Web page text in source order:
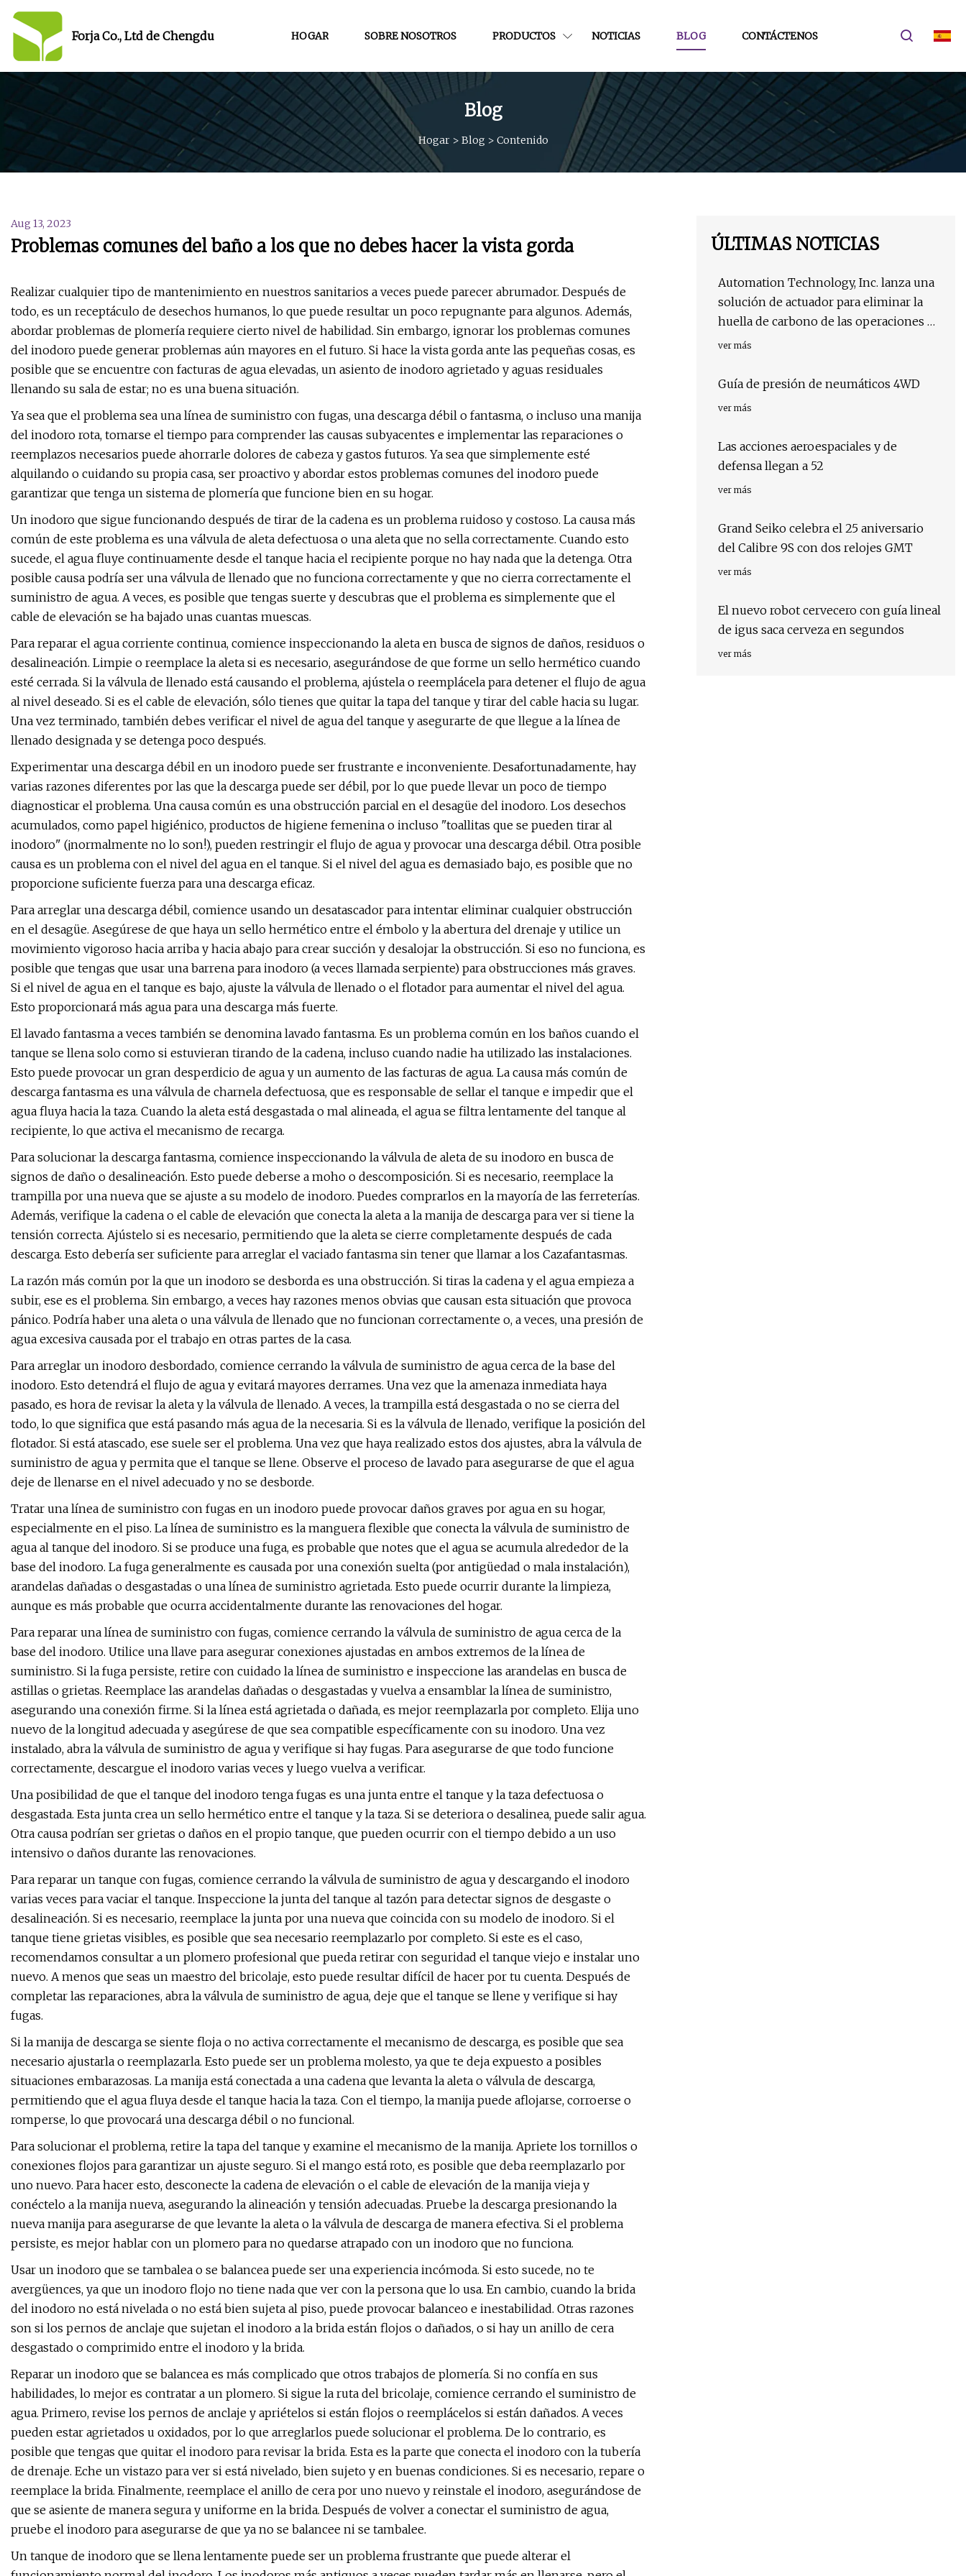
Forja Co., Ltd de Chengdu HOGAR SOBRE NOSOTROS PRODUCTOS NOTICIAS BLOG CONTÁCTENOS
Blog
Hogar> Blog > Contenido
Aug 13, 2023
Problemas comunes del baño a los que no debes hacer la vista gorda
Realizar cualquier tipo de mantenimiento en nuestros sanitarios a veces puede parecer abrumador. Después de
todo, es un receptáculo de desechos humanos, lo que puede resultar un poco repugnante para algunos. Además,
abordar problemas de plomería requiere cierto nivel de habilidad. Sin embargo, ignorar los problemas comunes
del inodoro puede generar problemas aún mayores en el futuro. Si hace la vista gorda ante las pequeñas cosas, es
posible que se encuentre con facturas de agua elevadas, un asiento de inodoro agrietado y aguas residuales
llenando su sala de estar; no es una buena situación.
Ya sea que el problema sea una línea de suministro con fugas, una descarga débil o fantasma, o incluso una manija
del inodoro rota, tomarse el tiempo para comprender las causas subyacentes e implementar las reparaciones o
reemplazos necesarios puede ahorrarle dolores de cabeza y gastos futuros. Ya sea que simplemente esté
alquilando o cuidando su propia casa, ser proactivo y abordar estos problemas comunes del inodoro puede
garantizar que tenga un sistema de plomería que funcione bien en su hogar.
Un inodoro que sigue funcionando después de tirar de la cadena es un problema ruidoso y costoso. La causa más
común de este problema es una válvula de aleta defectuosa o una aleta que no sella correctamente. Cuando esto
sucede, el agua fluye continuamente desde el tanque hacia el recipiente porque no hay nada que la detenga. Otra
posible causa podría ser una válvula de llenado que no funciona correctamente y que no cierra correctamente el
suministro de agua. A veces, es posible que tengas suerte y descubras que el problema es simplemente que el
cable de elevación se ha bajado unas cuantas muescas.
Para reparar el agua corriente continua, comience inspeccionando la aleta en busca de signos de daños, residuos o
desalineación. Limpie o reemplace la aleta si es necesario, asegurándose de que forme un sello hermético cuando
esté cerrada. Si la válvula de llenado está causando el problema, ajústela o reemplácela para detener el flujo de agua
al nivel deseado. Si es el cable de elevación, sólo tienes que quitar la tapa del tanque y tirar del cable hacia su lugar.
Una vez terminado, también debes verificar el nivel de agua del tanque y asegurarte de que llegue a la línea de
llenado designada y se detenga poco después.
Experimentar una descarga débil en un inodoro puede ser frustrante e inconveniente. Desafortunadamente, hay
varias razones diferentes por las que la descarga puede ser débil, por lo que puede llevar un poco de tiempo
diagnosticar el problema. Una causa común es una obstrucción parcial en el desagüe del inodoro. Los desechos
acumulados, como papel higiénico, productos de higiene femenina o incluso "toallitas que se pueden tirar al
inodoro" (¡normalmente no lo son!), pueden restringir el flujo de agua y provocar una descarga débil. Otra posible
causa es un problema con el nivel del agua en el tanque. Si el nivel del agua es demasiado bajo, es posible que no
proporcione suficiente fuerza para una descarga eficaz.
Para arreglar una descarga débil, comience usando un desatascador para intentar eliminar cualquier obstrucción
en el desagüe. Asegúrese de que haya un sello hermético entre el émbolo y la abertura del drenaje y utilice un
movimiento vigoroso hacia arriba y hacia abajo para crear succión y desalojar la obstrucción. Si eso no funciona, es
posible que tengas que usar una barrena para inodoro (a veces llamada serpiente) para obstrucciones más graves.
Si el nivel de agua en el tanque es bajo, ajuste la válvula de llenado o el flotador para aumentar el nivel del agua.
Esto proporcionará más agua para una descarga más fuerte.
El lavado fantasma a veces también se denomina lavado fantasma. Es un problema común en los baños cuando el
tanque se llena solo como si estuvieran tirando de la cadena, incluso cuando nadie ha utilizado las instalaciones.
Esto puede provocar un gran desperdicio de agua y un aumento de las facturas de agua. La causa más común de
descarga fantasma es una válvula de charnela defectuosa, que es responsable de sellar el tanque e impedir que el
agua fluya hacia la taza. Cuando la aleta está desgastada o mal alineada, el agua se filtra lentamente del tanque al
recipiente, lo que activa el mecanismo de recarga.
Para solucionar la descarga fantasma, comience inspeccionando la válvula de aleta de su inodoro en busca de
signos de daño o desalineación. Esto puede deberse a moho o descomposición. Si es necesario, reemplace la
trampilla por una nueva que se ajuste a su modelo de inodoro. Puedes comprarlos en la mayoría de las ferreterías.
Además, verifique la cadena o el cable de elevación que conecta la aleta a la manija de descarga para ver si tiene la
tensión correcta. Ajústelo si es necesario, permitiendo que la aleta se cierre completamente después de cada
descarga. Esto debería ser suficiente para arreglar el vaciado fantasma sin tener que llamar a los Cazafantasmas.
La razón más común por la que un inodoro se desborda es una obstrucción. Si tiras la cadena y el agua empieza a
subir, ese es el problema. Sin embargo, a veces hay razones menos obvias que causan esta situación que provoca
pánico. Podría haber una aleta o una válvula de llenado que no funcionan correctamente o, a veces, una presión de
agua excesiva causada por el trabajo en otras partes de la casa.
Para arreglar un inodoro desbordado, comience cerrando la válvula de suministro de agua cerca de la base del
inodoro. Esto detendrá el flujo de agua y evitará mayores derrames. Una vez que la amenaza inmediata haya
pasado, es hora de revisar la aleta y la válvula de llenado. A veces, la trampilla está desgastada o no se cierra del
todo, lo que significa que está pasando más agua de la necesaria. Si es la válvula de llenado, verifique la posición del
flotador. Si está atascado, ese suele ser el problema. Una vez que haya realizado estos dos ajustes, abra la válvula de
suministro de agua y permita que el tanque se llene. Observe el proceso de lavado para asegurarse de que el agua
deje de llenarse en el nivel adecuado y no se desborde.
Tratar una línea de suministro con fugas en un inodoro puede provocar daños graves por agua en su hogar,
especialmente en el piso. La línea de suministro es la manguera flexible que conecta la válvula de suministro de
agua al tanque del inodoro. Si se produce una fuga, es probable que notes que el agua se acumula alrededor de la
base del inodoro. La fuga generalmente es causada por una conexión suelta (por antigüedad o mala instalación),
arandelas dañadas o desgastadas o una línea de suministro agrietada. Esto puede ocurrir durante la limpieza,
aunque es más probable que ocurra accidentalmente durante las renovaciones del hogar.
Para reparar una línea de suministro con fugas, comience cerrando la válvula de suministro de agua cerca de la
base del inodoro. Utilice una llave para asegurar conexiones ajustadas en ambos extremos de la línea de
suministro. Si la fuga persiste, retire con cuidado la línea de suministro e inspeccione las arandelas en busca de
astillas o grietas. Reemplace las arandelas dañadas o desgastadas y vuelva a ensamblar la línea de suministro,
asegurando una conexión firme. Si la línea está agrietada o dañada, es mejor reemplazarla por completo. Elija uno
nuevo de la longitud adecuada y asegúrese de que sea compatible específicamente con su inodoro. Una vez
instalado, abra la válvula de suministro de agua y verifique si hay fugas. Para asegurarse de que todo funcione
correctamente, descargue el inodoro varias veces y luego vuelva a verificar.
Una posibilidad de que el tanque del inodoro tenga fugas es una junta entre el tanque y la taza defectuosa o
desgastada. Esta junta crea un sello hermético entre el tanque y la taza. Si se deteriora o desalinea, puede salir agua.
Otra causa podrían ser grietas o daños en el propio tanque, que pueden ocurrir con el tiempo debido a un uso
intensivo o daños durante las renovaciones.
Para reparar un tanque con fugas, comience cerrando la válvula de suministro de agua y descargando el inodoro
varias veces para vaciar el tanque. Inspeccione la junta del tanque al tazón para detectar signos de desgaste o
desalineación. Si es necesario, reemplace la junta por una nueva que coincida con su modelo de inodoro. Si el
tanque tiene grietas visibles, es posible que sea necesario reemplazarlo por completo. Si este es el caso,
recomendamos consultar a un plomero profesional que pueda retirar con seguridad el tanque viejo e instalar uno
nuevo. A menos que seas un maestro del bricolaje, esto puede resultar difícil de hacer por tu cuenta. Después de
completar las reparaciones, abra la válvula de suministro de agua, deje que el tanque se llene y verifique si hay
fugas.
Si la manija de descarga se siente floja o no activa correctamente el mecanismo de descarga, es posible que sea
necesario ajustarla o reemplazarla. Esto puede ser un problema molesto, ya que te deja expuesto a posibles
situaciones embarazosas. La manija está conectada a una cadena que levanta la aleta o válvula de descarga,
permitiendo que el agua fluya desde el tanque hacia la taza. Con el tiempo, la manija puede aflojarse, corroerse o
romperse, lo que provocará una descarga débil o no funcional.
Para solucionar el problema, retire la tapa del tanque y examine el mecanismo de la manija. Apriete los tornillos o
conexiones flojos para garantizar un ajuste seguro. Si el mango está roto, es posible que deba reemplazarlo por
uno nuevo. Para hacer esto, desconecte la cadena de elevación o el cable de elevación de la manija vieja y
conéctelo a la manija nueva, asegurando la alineación y tensión adecuadas. Pruebe la descarga presionando la
nueva manija para asegurarse de que levante la aleta o la válvula de descarga de manera efectiva. Si el problema
persiste, es mejor hablar con un plomero para no quedarse atrapado con un inodoro que no funciona.
Usar un inodoro que se tambalea o se balancea puede ser una experiencia incómoda. Si esto sucede, no te
avergüences, ya que un inodoro flojo no tiene nada que ver con la persona que lo usa. En cambio, cuando la brida
del inodoro no está nivelada o no está bien sujeta al piso, puede provocar balanceo e inestabilidad. Otras razones
son si los pernos de anclaje que sujetan el inodoro a la brida están flojos o dañados, o si hay un anillo de cera
desgastado o comprimido entre el inodoro y la brida.
Reparar un inodoro que se balancea es más complicado que otros trabajos de plomería. Si no confía en sus
habilidades, lo mejor es contratar a un plomero. Si sigue la ruta del bricolaje, comience cerrando el suministro de
agua. Primero, revise los pernos de anclaje y apriételos si están flojos o reemplácelos si están dañados. A veces
pueden estar agrietados u oxidados, por lo que arreglarlos puede solucionar el problema. De lo contrario, es
posible que tengas que quitar el inodoro para revisar la brida. Esta es la parte que conecta el inodoro con la tubería
de drenaje. Eche un vistazo para ver si está nivelado, bien sujeto y en buenas condiciones. Si es necesario, repare o
reemplace la brida. Finalmente, reemplace el anillo de cera por uno nuevo y reinstale el inodoro, asegurándose de
que se asiente de manera segura y uniforme en la brida. Después de volver a conectar el suministro de agua,
pruebe el inodoro para asegurarse de que ya no se balancee ni se tambalee.
Un tanque de inodoro que se llena lentamente puede ser un problema frustrante que puede alterar el
ÚLTIMAS NOTICIAS
Automation Technology, Inc. lanza una
solución de actuador para eliminar la
huella de carbono de las operaciones de
oleoductos; además de preguntas y
ver más
Guía de presión de neumáticos 4WD
ver más
Las acciones aeroespaciales y de
defensa llegan a 52
ver más
Grand Seiko celebra el 25 aniversario
del Calibre 9S con dos relojes GMT
ver más
El nuevo robot cervecero con guía lineal
de igus saca cerveza en segundos
ver más